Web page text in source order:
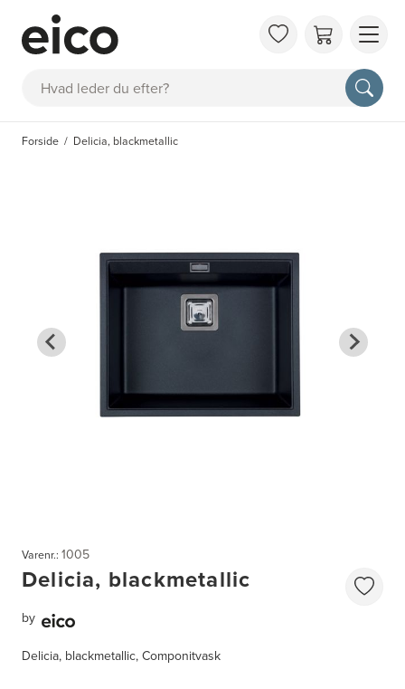
Søg
OM
FAQ
Forside Delicia, blackmetallic
Varenr.: 1005
Delicia, blackmetallic
by
Delicia, blackmetallic, Componitvask